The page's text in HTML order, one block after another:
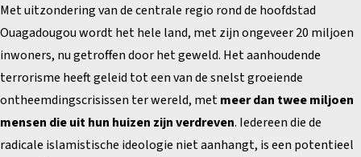
Met uitzondering van de centrale regio rond de hoofdstad
Ouagadougou wordt het hele land, met zijn ongeveer 20 miljoen
inwoners, nu getroffen door het geweld. Het aanhoudende
terrorisme heeft geleid tot een van de snelst groeiende
ontheemdingscrisissen ter wereld, metmeer dan twee miljoen
mensen die uit hun huizen zijn verdreven. Iedereen die de
radicale islamistische ideologie niet aanhangt, is een potentieel